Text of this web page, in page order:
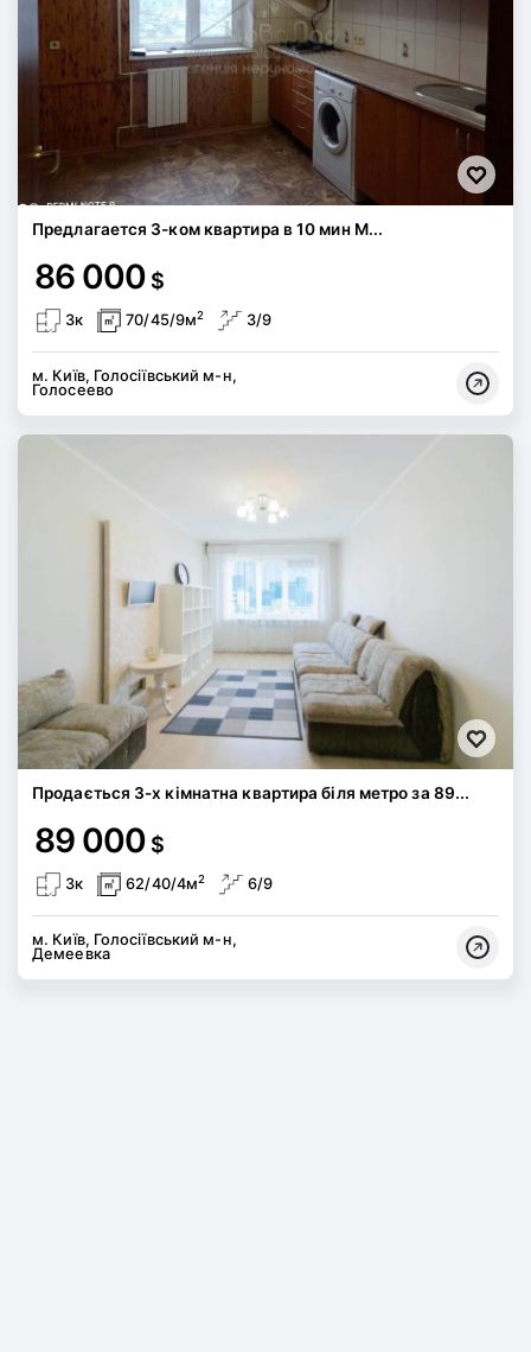
Предлагается 3-ком квартира в 10 мин М...
86 000 $
3к 70/45/9м2 3/9
м. Київ, Голосіївський м-н,
Голосеево
Продається 3-х кімнатна квартира біля метро за 89...
89 000 $
3к 62/40/4м2 6/9
м. Київ, Голосіївський м-н,
Демеевка